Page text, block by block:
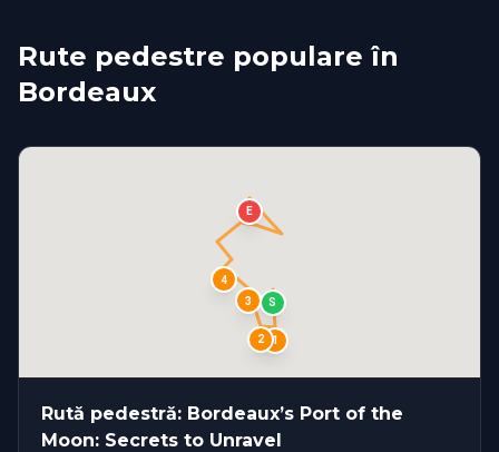
Rute pedestre populare în
Bordeaux
S
1
2
3
4
E
Rută pedestră: Bordeaux’s Port of the
Moon: Secrets to Unravel